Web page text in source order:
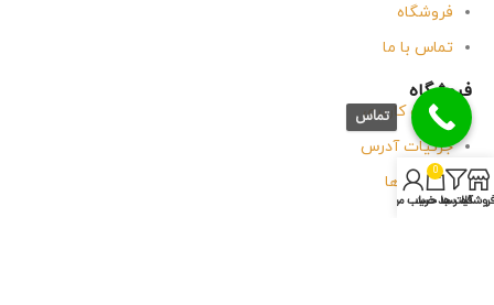
فروشگاه
تماس با ما
فروشگاه
حساب کاربری
جزئیات آدرس
سفارش ها
فروشگاهفیلتر ها
0
سبد خرید
حساب من
تماس